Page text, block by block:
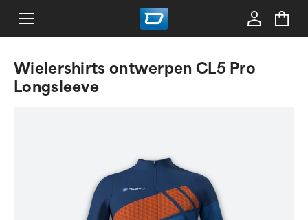
Wielershirts ontwerpen CL5 Pro
Longsleeve